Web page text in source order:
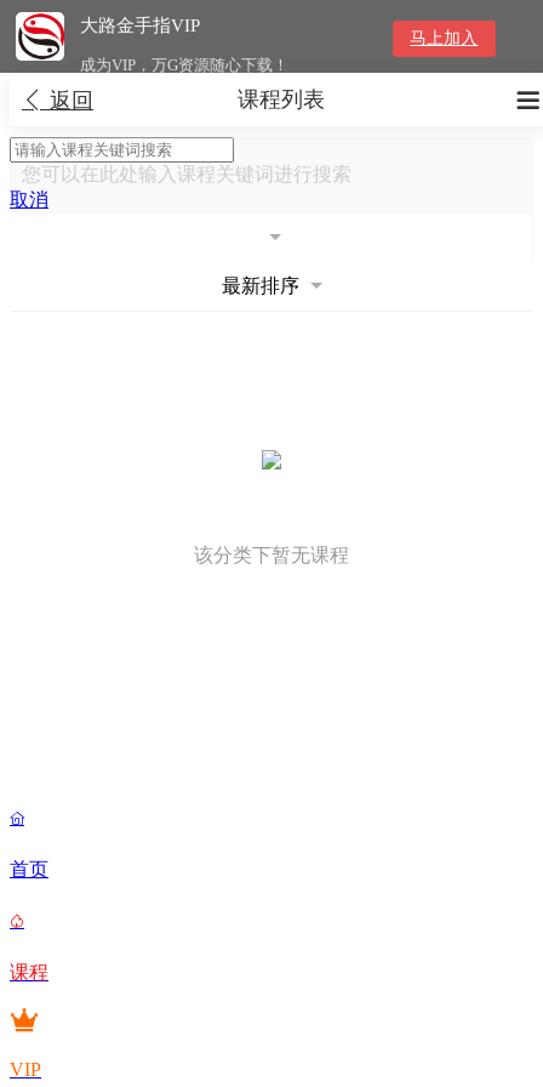
大路金手指VIP
成为VIP，万G资源随心下载！
马上加入
 返回 
课程列表
您可以在此处输入课程关键词进行搜索
取消
最新排序
该分类下暂无课程

首页

课程
VIP